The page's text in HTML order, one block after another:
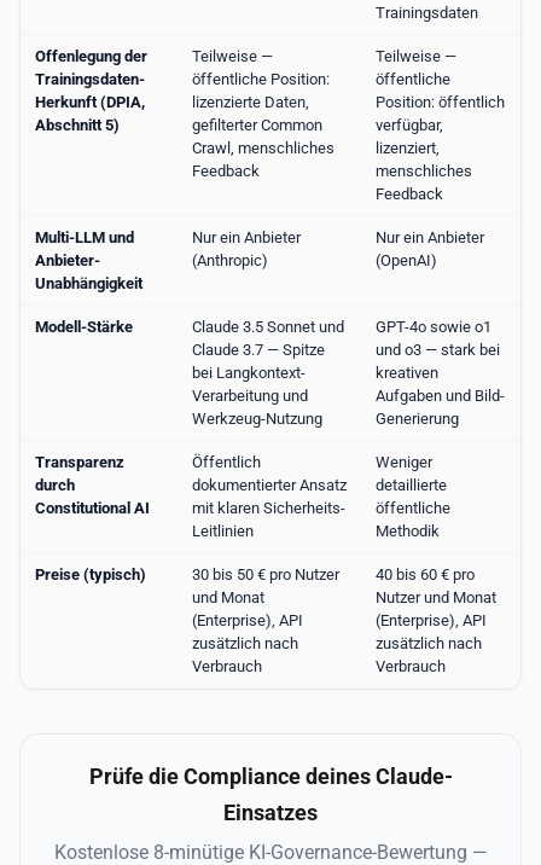
Trainingsdaten
Offenlegung der
Trainingsdaten-
Herkunft (DPIA,
Abschnitt 5)
Teilweise —
öffentliche Position:
lizenzierte Daten,
gefilterter Common
Crawl, menschliches
Feedback
Teilweise —
öffentliche
Position: öffentlich
verfügbar,
lizenziert,
menschliches
Feedback
Multi-LLM und
Anbieter-
Unabhängigkeit
Nur ein Anbieter
(Anthropic)
Nur ein Anbieter
(OpenAI)
Modell-Stärke
Claude 3.5 Sonnet und
Claude 3.7 — Spitze
bei Langkontext-
Verarbeitung und
Werkzeug-Nutzung
GPT-4o sowie o1
und o3 — stark bei
kreativen
Aufgaben und Bild-
Generierung
Transparenz
durch
Constitutional AI
Öffentlich
dokumentierter Ansatz
mit klaren Sicherheits-
Leitlinien
Weniger
detaillierte
öffentliche
Methodik
Preise (typisch)
30 bis 50 € pro Nutzer
und Monat
(Enterprise), API
zusätzlich nach
Verbrauch
40 bis 60 € pro
Nutzer und Monat
(Enterprise), API
zusätzlich nach
Verbrauch
Prüfe die Compliance deines Claude-
Einsatzes
Kostenlose 8-minütige KI-Governance-Bewertung —